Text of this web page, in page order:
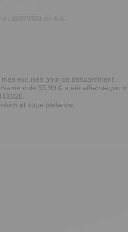
11/07/2024 par A.A.
excuses pour ce désagrément.
de 55,99 € a été effectué par
et votre patience.